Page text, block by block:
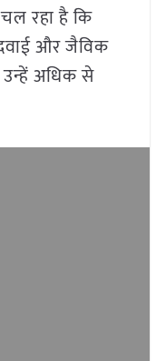
रहा है कि
और जैविक
अधिक से